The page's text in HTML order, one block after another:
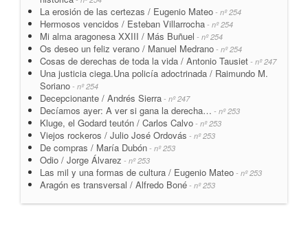
La erosión de las certezas / Eugenio Mateo - nº 254
Hermosos vencidos / Esteban Villarrocha - nº 254
Mi alma aragonesa XXIII / Más Buñuel - nº 254
Os deseo un feliz verano / Manuel Medrano - nº 254
Cosas de derechas de toda la vida / Antonio Tausiet - nº 247
Una justicia ciega.Una policía adoctrinada / Raimundo M.
Soriano - nº 254
Decepcionante / Andrés Sierra - nº 247
Decíamos ayer: A ver si gana la derecha… - nº 253
Kluge, el Godard teutón / Carlos Calvo - nº 253
Viejos rockeros / Julio José Ordovás - nº 253
De compras / María Dubón - nº 253
Odio / Jorge Álvarez - nº 253
Las mil y una formas de cultura / Eugenio Mateo - nº 253
Aragón es transversal / Alfredo Boné - nº 253